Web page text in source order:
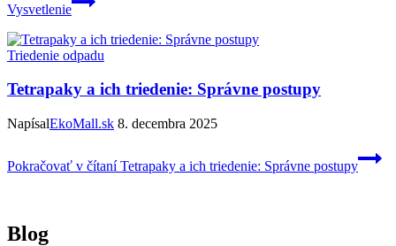
Vysvetlenie
Triedenie odpadu
Tetrapaky a ich triedenie: Správne postupy
NapísalEkoMall.sk 8. decembra 2025
Pokračovať v čítaníTetrapaky a ich triedenie: Správne postupy
Blog